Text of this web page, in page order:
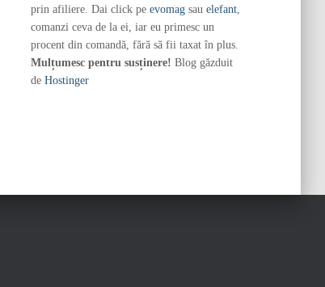
prin afiliere. Dai click pe evomagsau elefant,
comanzi ceva de la ei, iar eu primesc un
procent din comandă, fără să fii taxat în plus.
Mulțumesc pentru susținere! Blog găzduit
de Hostinger